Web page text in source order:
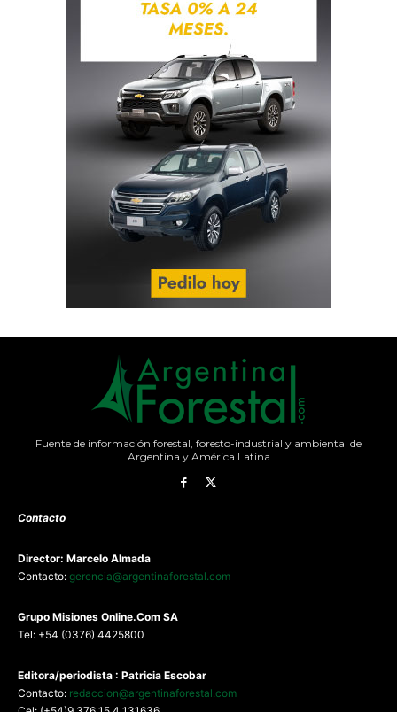
Fuente de información forestal, foresto-industrial y ambiental de
Argentina y América Latina
Contacto
Director: Marcelo Almada
Contacto: gerencia@argentinaforestal.com
Grupo Misiones Online.Com SA
Tel: +54 (0376) 4425800
Editora/periodista : Patricia Escobar
Contacto: redaccion@argentinaforestal.com